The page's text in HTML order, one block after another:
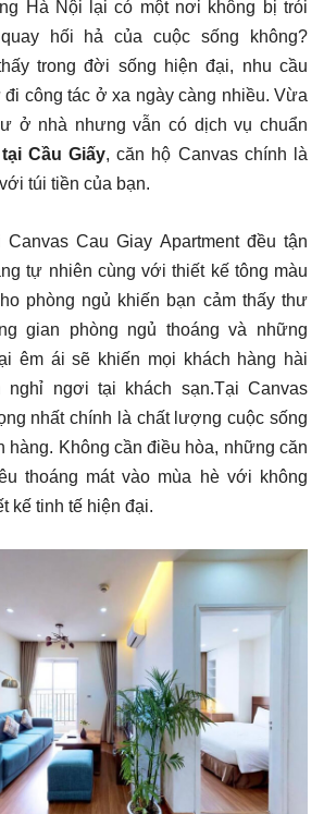
Hà Nội lại có một nơi không bị trói
hối hả của cuộc sống không?
trong đời sống hiện đại, nhu cầu
công tác ở xa ngày càng nhiều. Vừa
ở nhà nhưng vẫn có dịch vụ chuẩn
Cầu Giấy, căn hộ Canvas chính là
túi tiền của bạn.
Cau Giay Apartment đều tận
tự nhiên cùng với thiết kế tông màu
phòng ngủ khiến bạn cảm thấy thư
gian phòng ngủ thoáng và những
êm ái sẽ khiến mọi khách hàng hài
nghỉ ngơi tại khách sạn.Tại Canvas
nhất chính là chất lượng cuộc sống
hàng. Không cần điều hòa, những căn
thoáng mát vào mùa hè với không
kế tinh tế hiện đại.